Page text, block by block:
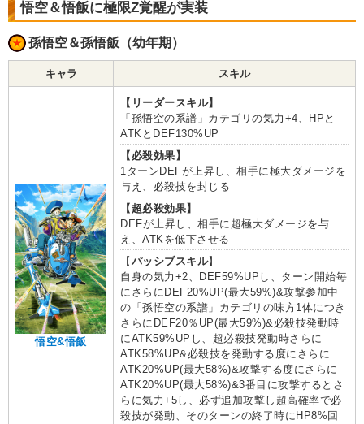
悟空＆悟飯に極限Z覚醒が実装
孫悟空＆孫悟飯（幼年期）
キャラ スキル
悟空&悟飯
【リーダースキル】
「孫悟空の系譜」カテゴリの気力+4、HPと
ATKとDEF130%UP
【必殺効果】
1ターンDEFが上昇し、相手に極大ダメージを
与え、必殺技を封じる
【超必殺効果】
DEFが上昇し、相手に超極大ダメージを与
え、ATKを低下させる
【 パッシブスキル】
自身の気力+2、DEF59%UPし、ターン開始毎
にさらにDEF20%UP(最大59%)&攻撃参加中
の「孫悟空の系譜」カテゴリの味方1体につき
さらにDEF20％UP(最大59%)&必殺技発動時
にATK59%UPし、超必殺技発動時さらに
ATK58%UP&必殺技を発動する度にさらに
ATK20%UP(最大58%)&攻撃する度にさらに
ATK20%UP(最大58%)&3番目に攻撃するとさ
らに気力+5し、必ず追加攻撃し超高確率で必
殺技が発動、そのターンの終了時にHP8%回